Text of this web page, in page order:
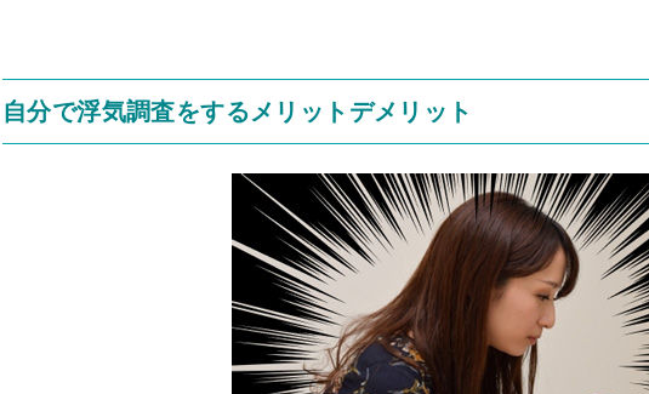
自分で浮気調査をするメリットデメリット